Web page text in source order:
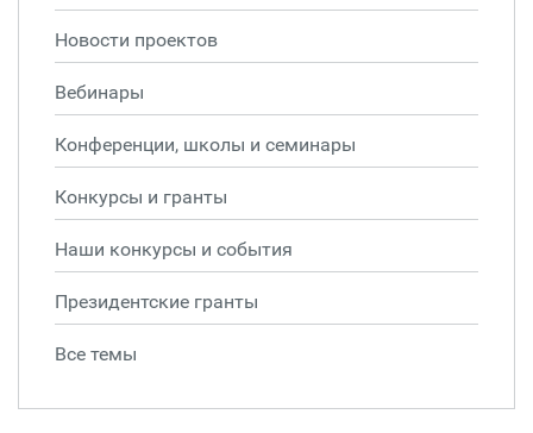
Новости проектов
Вебинары
Конференции, школы и семинары
Конкурсы и гранты
Наши конкурсы и события
Президентские гранты
Все темы